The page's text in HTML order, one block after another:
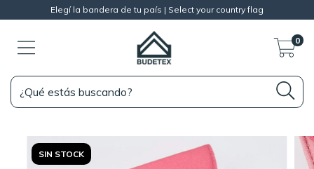
Elegí la bandera de tu país | Select your country flag
0
SIN STOCK